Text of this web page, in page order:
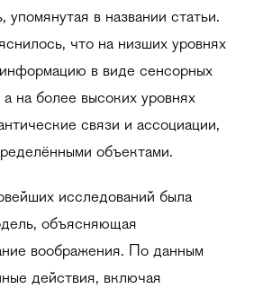
упомянутая в названии статьи.
что на низших уровнях
в виде сенсорных
а на более высоких уровнях
связи и ассоциации,
объектами.
исследований была
объясняющая
воображения. По данным
действия, включая